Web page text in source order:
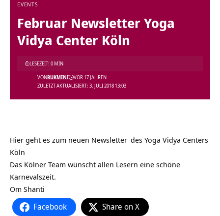
EVENTS
Februar Newsletter Yoga
Vidya Center Köln
ZULETZT AKTUALISIERT: 3. JULI 2018 13:03
VONRUKMINI VOR 17 JAHREN
LESEZEIT: 0 MIN
Hier geht es zum neuen Newsletter des Yoga Vidya Centers
Köln
Das Kölner Team wünscht allen Lesern eine schöne
Karnevalszeit.
Om Shanti
Facebook Share on X